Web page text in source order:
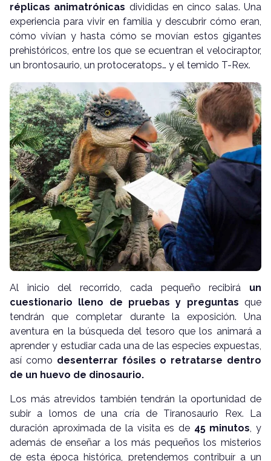
réplicas animatrónicas divididas en cinco salas. Una
experiencia para vivir en familia y descubrir cómo eran,
cómo vivían y hasta cómo se movían estos gigantes
prehistóricos, entre los que se ecuentran el velociraptor,
un brontosaurio, un protoceratops… y el temido T-Rex.
Al inicio del recorrido, cada pequeño recibirá un
cuestionario lleno de pruebas y preguntas que
tendrán que completar durante la exposición. Una
aventura en la búsqueda del tesoro que los animará a
aprender y estudiar cada una de las especies expuestas,
así como desenterrar fósiles o retratarse dentro
de un huevo de dinosaurio.
Los más atrevidos también tendrán la oportunidad de
subir a lomos de una cría de Tiranosaurio Rex. La
duración aproximada de la visita es de 45 minutos, y
además de enseñar a los más pequeños los misterios
de esta época histórica, pretendemos contribuír a un